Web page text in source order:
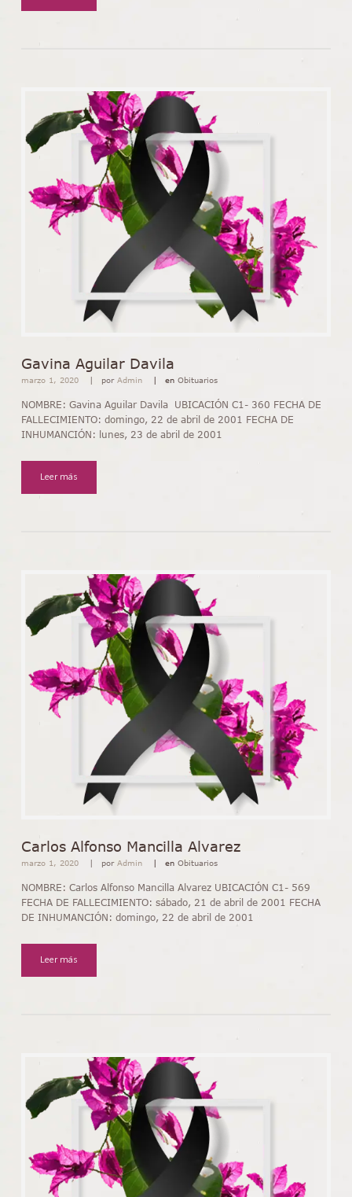
Gavina Aguilar Davila
marzo 1, 2020 porAdmin en Obituarios
NOMBRE: Gavina Aguilar Davila UBICACIÓN C1- 360 FECHA DE
FALLECIMIENTO: domingo, 22 de abril de 2001 FECHA DE
INHUMANCIÓN: lunes, 23 de abril de 2001
Leer más
Carlos Alfonso Mancilla Alvarez
marzo 1, 2020 porAdmin en Obituarios
NOMBRE: Carlos Alfonso Mancilla Alvarez UBICACIÓN C1- 569
FECHA DE FALLECIMIENTO: sábado, 21 de abril de 2001 FECHA
DE INHUMANCIÓN: domingo, 22 de abril de 2001
Leer más